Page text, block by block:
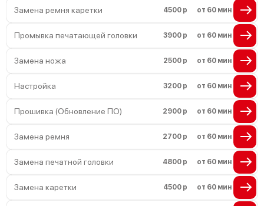
Замена ремня каретки 4500 р от 60 мин
Промывка печатающей головки 3900 р от 60 мин
Замена ножа 2500 р от 60 мин
Настройка 3200 р от 60 мин
Прошивка (Обновление ПО) 2900 р от 60 мин
Замена ремня 2700 р от 60 мин
Замена печатной головки 4800 р от 60 мин
Замена каретки 4500 р от 60 мин